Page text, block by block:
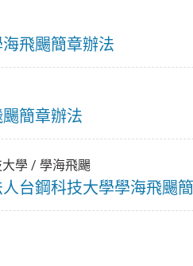
飛颺簡章辦法
簡章辦法
學 / 學海飛颺
台鋼科技大學學海飛颺